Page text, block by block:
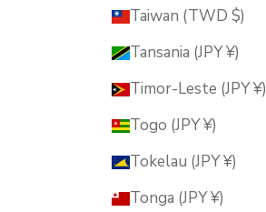
Taiwan (TWD $)
Tansania (JPY ¥)
Timor-Leste (JPY ¥)
Togo (JPY ¥)
Tokelau (JPY ¥)
Tonga (JPY ¥)